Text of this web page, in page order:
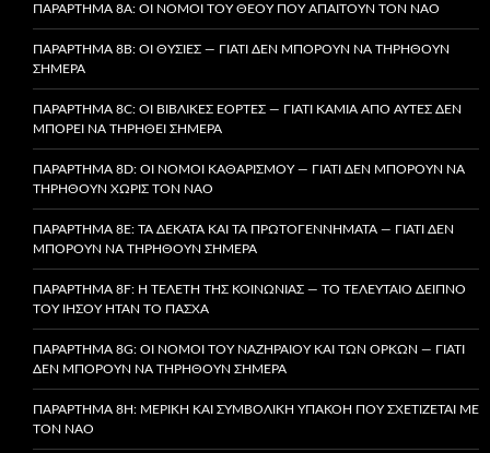
ΠΑΡΆΡΤΗΜΑ 8A: ΟΙ ΝΌΜΟΙ ΤΟΥ ΘΕΟΎ ΠΟΥ ΑΠΑΙΤΟΎΝ ΤΟΝ ΝΑΌ
ΠΑΡΆΡΤΗΜΑ 8B: ΟΙ ΘΥΣΊΕΣ — ΓΙΑΤΊ ΔΕΝ ΜΠΟΡΟΎΝ ΝΑ ΤΗΡΗΘΟΎΝ
ΣΉΜΕΡΑ
ΠΑΡΆΡΤΗΜΑ 8C: ΟΙ ΒΙΒΛΙΚΈΣ ΕΟΡΤΈΣ — ΓΙΑΤΊ ΚΑΜΊΑ ΑΠΌ ΑΥΤΈΣ ΔΕΝ
ΜΠΟΡΕΊ ΝΑ ΤΗΡΗΘΕΊ ΣΉΜΕΡΑ
ΠΑΡΆΡΤΗΜΑ 8D: ΟΙ ΝΌΜΟΙ ΚΑΘΑΡΙΣΜΟΎ — ΓΙΑΤΊ ΔΕΝ ΜΠΟΡΟΎΝ ΝΑ
ΤΗΡΗΘΟΎΝ ΧΩΡΊΣ ΤΟΝ ΝΑΌ
ΠΑΡΆΡΤΗΜΑ 8E: ΤΑ ΔΈΚΑΤΑ ΚΑΙ ΤΑ ΠΡΩΤΟΓΕΝΝΉΜΑΤΑ — ΓΙΑΤΊ ΔΕΝ
ΜΠΟΡΟΎΝ ΝΑ ΤΗΡΗΘΟΎΝ ΣΉΜΕΡΑ
ΠΑΡΆΡΤΗΜΑ 8F: Η ΤΕΛΕΤΉ ΤΗΣ ΚΟΙΝΩΝΊΑΣ — ΤΟ ΤΕΛΕΥΤΑΊΟ ΔΕΊΠΝΟ
ΤΟΥ ΙΗΣΟΎ ΉΤΑΝ ΤΟ ΠΆΣΧΑ
ΠΑΡΆΡΤΗΜΑ 8G: ΟΙ ΝΌΜΟΙ ΤΟΥ ΝΑΖΗΡΑΊΟΥ ΚΑΙ ΤΩΝ ΌΡΚΩΝ — ΓΙΑΤΊ
ΔΕΝ ΜΠΟΡΟΎΝ ΝΑ ΤΗΡΗΘΟΎΝ ΣΉΜΕΡΑ
ΠΑΡΆΡΤΗΜΑ 8H: ΜΕΡΙΚΉ ΚΑΙ ΣΥΜΒΟΛΙΚΉ ΥΠΑΚΟΉ ΠΟΥ ΣΧΕΤΊΖΕΤΑΙ ΜΕ
ΤΟΝ ΝΑΌ